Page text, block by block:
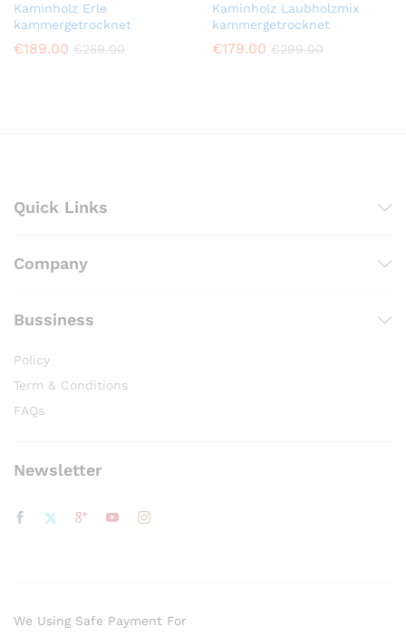
Kaminholz Erle
kammergetrocknet
€189.00 €259.00
Kaminholz Laubholzmix
kammergetrocknet
€179.00 €299.00
Quick Links
Company
Bussiness
Policy
Term & Conditions
FAQs
Newsletter
We Using Safe Payment For